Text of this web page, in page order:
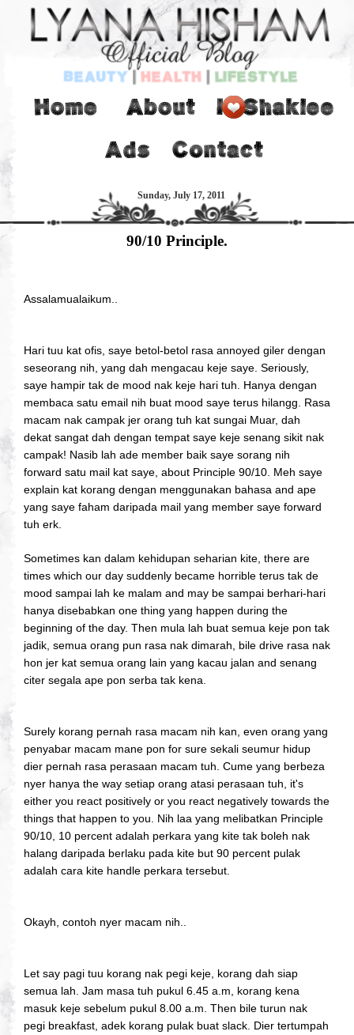
Sunday, July 17, 2011
90/10 Principle.
Assalamualaikum..
Hari tuu kat ofis, saye betol-betol rasa annoyed giler dengan
seseorang nih, yang dah mengacau keje saye. Seriously,
saye hampir tak de mood nak keje hari tuh. Hanya dengan
membaca satu email nih buat mood saye terus hilangg. Rasa
macam nak campak jer orang tuh kat sungai Muar, dah
dekat sangat dah dengan tempat saye keje senang sikit nak
campak! Nasib lah ade member baik saye sorang nih
forward satu mail kat saye, about Principle 90/10. Meh saye
explain kat korang dengan menggunakan bahasa and ape
yang saye faham daripada mail yang member saye forward
tuh erk.
Sometimes kan dalam kehidupan seharian kite, there are
times which our day suddenly became horrible terus tak de
mood sampai lah ke malam and may be sampai berhari-hari
hanya disebabkan one thing yang happen during the
beginning of the day. Then mula lah buat semua keje pon tak
jadik, semua orang pun rasa nak dimarah, bile drive rasa nak
hon jer kat semua orang lain yang kacau jalan and senang
citer segala ape pon serba tak kena.
Surely korang pernah rasa macam nih kan, even orang yang
penyabar macam mane pon for sure sekali seumur hidup
dier pernah rasa perasaan macam tuh. Cume yang berbeza
nyer hanya the way setiap orang atasi perasaan tuh, it's
either you react positively or you react negatively towards the
things that happen to you. Nih laa yang melibatkan Principle
90/10, 10 percent adalah perkara yang kite tak boleh nak
halang daripada berlaku pada kite but 90 percent pulak
adalah cara kite handle perkara tersebut.
Okayh, contoh nyer macam nih..
Let say pagi tuu korang nak pegi keje, korang dah siap
semua lah. Jam masa tuh pukul 6.45 a.m, korang kena
masuk keje sebelum pukul 8.00 a.m. Then bile turun nak
pegi breakfast, adek korang pulak buat slack. Dier tertumpah